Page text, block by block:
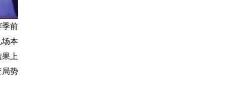
季前
场本
上
局势